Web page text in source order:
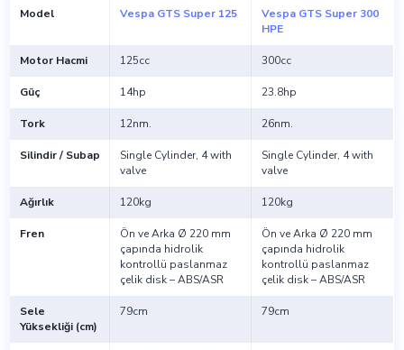
Model Vespa GTS Super 125
Vespa GTS Super 300
HPE
Motor Hacmi 125cc 300cc
Güç 14hp 23.8hp
Tork 12nm. 26nm.
Silindir / Subap
Single Cylinder, 4 with
valve
Single Cylinder, 4 with
valve
Ağırlık 120kg 120kg
Fren
Ön ve Arka Ø 220 mm
çapında hidrolik
kontrollü paslanmaz
çelik disk – ABS/ASR
Ön ve Arka Ø 220 mm
çapında hidrolik
kontrollü paslanmaz
çelik disk – ABS/ASR
Sele
Yüksekliği (cm)
79cm 79cm